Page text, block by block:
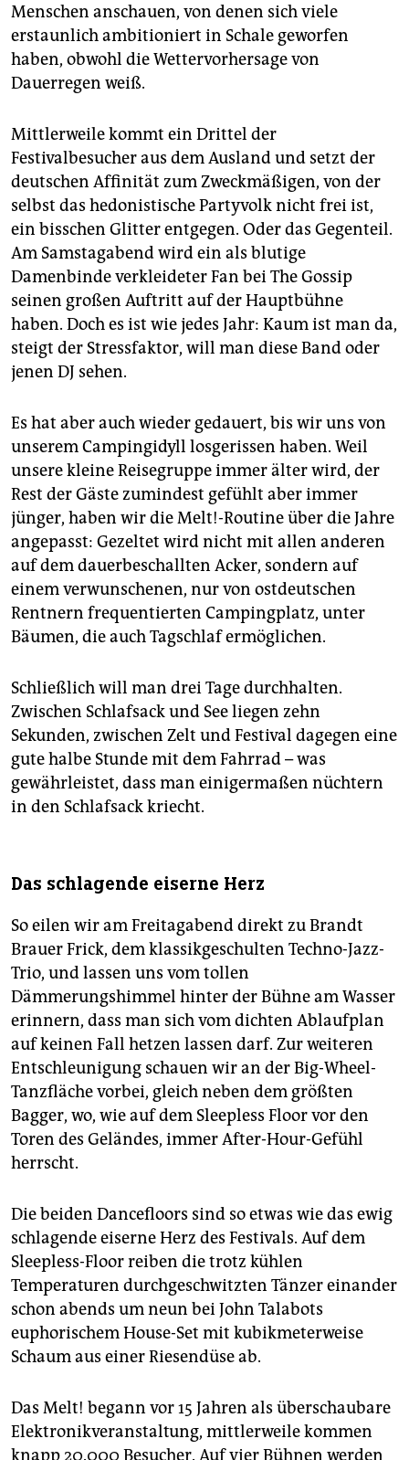
Menschen anschauen, von denen sich viele
erstaunlich ambitioniert in Schale geworfen
haben, obwohl die Wettervorhersage von
Dauerregen weiß.
Mittlerweile kommt ein Drittel der
Festivalbesucher aus dem Ausland und setzt der
deutschen Affinität zum Zweckmäßigen, von der
selbst das hedonistische Partyvolk nicht frei ist,
ein bisschen Glitter entgegen. Oder das Gegenteil.
Am Samstagabend wird ein als blutige
Damenbinde verkleideter Fan bei The Gossip
seinen großen Auftritt auf der Hauptbühne
haben. Doch es ist wie jedes Jahr: Kaum ist man da,
steigt der Stressfaktor, will man diese Band oder
jenen DJ sehen.
Es hat aber auch wieder gedauert, bis wir uns von
unserem Campingidyll losgerissen haben. Weil
unsere kleine Reisegruppe immer älter wird, der
Rest der Gäste zumindest gefühlt aber immer
jünger, haben wir die Melt!-Routine über die Jahre
angepasst: Gezeltet wird nicht mit allen anderen
auf dem dauerbeschallten Acker, sondern auf
einem verwunschenen, nur von ostdeutschen
Rentnern frequentierten Campingplatz, unter
Bäumen, die auch Tagschlaf ermöglichen.
Schließlich will man drei Tage durchhalten.
Zwischen Schlafsack und See liegen zehn
Sekunden, zwischen Zelt und Festival dagegen eine
gute halbe Stunde mit dem Fahrrad – was
gewährleistet, dass man einigermaßen nüchtern
in den Schlafsack kriecht.
Das schlagende eiserne Herz
So eilen wir am Freitagabend direkt zu Brandt
Brauer Frick, dem klassikgeschulten Techno-Jazz-
Trio, und lassen uns vom tollen
Dämmerungshimmel hinter der Bühne am Wasser
erinnern, dass man sich vom dichten Ablaufplan
auf keinen Fall hetzen lassen darf. Zur weiteren
Entschleunigung schauen wir an der Big-Wheel-
Tanzfläche vorbei, gleich neben dem größten
Bagger, wo, wie auf dem Sleepless Floor vor den
Toren des Geländes, immer After-Hour-Gefühl
herrscht.
Die beiden Dancefloors sind so etwas wie das ewig
schlagende eiserne Herz des Festivals. Auf dem
Sleepless-Floor reiben die trotz kühlen
Temperaturen durchgeschwitzten Tänzer einander
schon abends um neun bei John Talabots
euphorischem House-Set mit kubikmeterweise
Schaum aus einer Riesendüse ab.
Das Melt! begann vor 15 Jahren als überschaubare
Elektronikveranstaltung, mittlerweile kommen
knapp 20.000 Besucher. Auf vier Bühnen werden